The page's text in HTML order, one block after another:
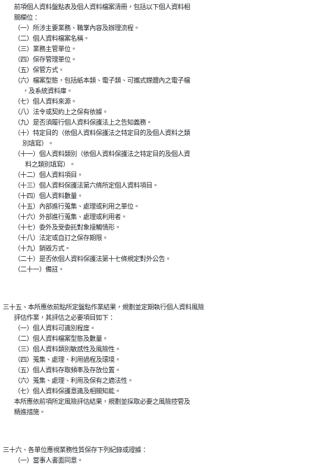
        前項個人資料盤點表及個人資料檔案清冊，包括以下個人資料相
        關欄位：
        （一）所涉主要業務、職掌內容及辦理流程。
        （二）個人資料檔案名稱。
        （三）業務主管單位。
        （四）保存管理單位。
        （五）保管方式。
        （六）檔案型態，包括紙本類、電子類、可攜式媒體內之電子檔
              ，及系統資料庫。
        （七）個人資料來源。
        （八）法令或契約上之保有依據。
        （九）是否須履行個人資料保護法上之告知義務。
        （十）特定目的（依個人資料保護法之特定目的及個人資料之類
              別填寫）。
        （十一）個人資料類別（依個人資料保護法之特定目的及個人資
                料之類別填寫）。
        （十二）個人資料項目。
        （十三）個人資料保護法第六條所定個人資料項目。
        （十四）個人資料數量。
        （十五）內部進行蒐集、處理或利用之單位。
        （十六）外部進行蒐集、處理或利用者。
        （十七）委外及受委託對象接觸情形。
        （十八）法定或自訂之保存期限。
        （十九）銷毀方式。
        （二十）是否依個人資料保護法第十七條規定對外公告。
三十五、本所應依前點所定盤點作業結果，規劃並定期執行個人資料風險
        評估作業，其評估之必要項目如下：
        （一）個人資料可識別程度。
        （二）個人資料檔案型態及數量。
        （三）個人資料類別敏感性及風險性。
        （四）蒐集、處理、利用過程及環境。
        （五）個人資料存取頻率及存放位置。
        （六）蒐集、處理、利用及保有之適法性。
        （七）個人資料保護意識及相關知能。
        本所應依前項所定風險評估結果，規劃並採取必要之風險控管及
三十六、各單位應視業務性質保存下列紀錄或證據：
        （一）當事人書面同意。